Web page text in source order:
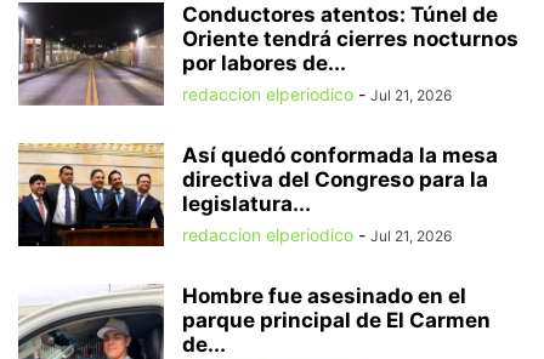
Conductores atentos: Túnel de
Oriente tendrá cierres nocturnos
por labores de...
redaccion elperiodico - Jul 21, 2026
Así quedó conformada la mesa
directiva del Congreso para la
legislatura...
redaccion elperiodico - Jul 21, 2026
Hombre fue asesinado en el
parque principal de El Carmen
de...